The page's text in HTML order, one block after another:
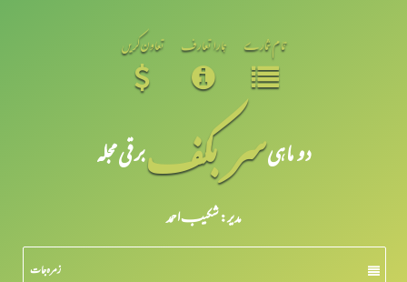
تمام شمارے ہمارا تعارف تعاون کریں
دو ماہیسر بکفبرقی مجلہ
مدیر: شکیبـ احمد
زمرہ جات